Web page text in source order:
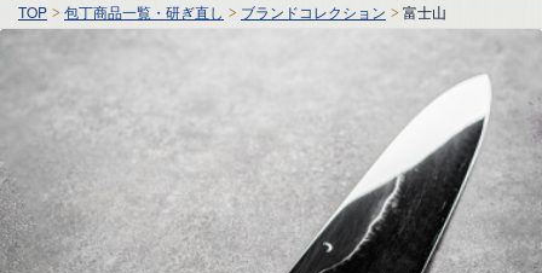
TOP 包丁商品一覧・研ぎ直し ブランドコレクション 富士山